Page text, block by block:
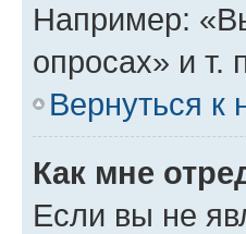
Например:
опросах» и т.
Вернуться к
Как мне
Если вы не